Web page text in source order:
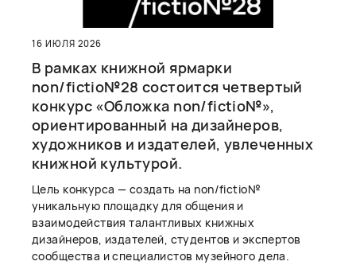
16 ИЮЛЯ 2026
В рамках книжной ярмарки
non/fictio№28 состоится четвертый
конкурс «Обложка non/fictio№»,
ориентированный на дизайнеров,
художников и издателей, увлеченных
книжной культурой.
Цель конкурса — создать на non/fictio№
уникальную площадку для общения и
взаимодействия талантливых книжных
дизайнеров, издателей, студентов и экспертов
сообщества и специалистов музейного дела.